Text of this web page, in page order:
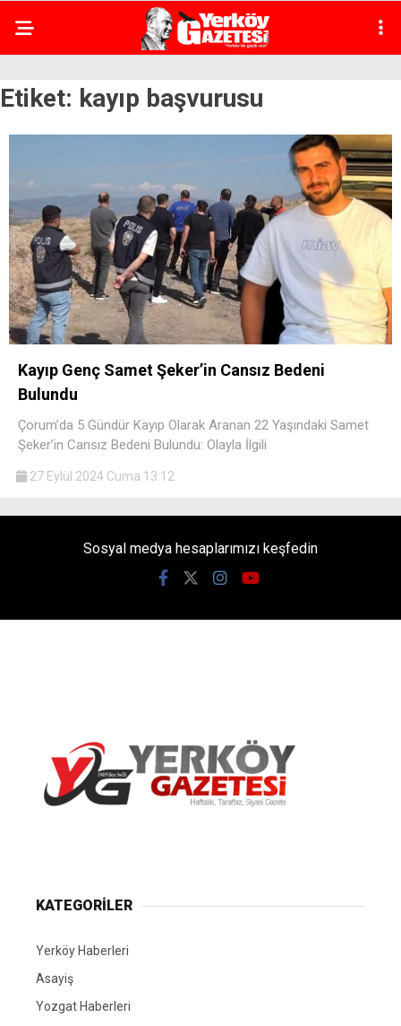
Etiket: kayıp başvurusu
Kayıp Genç Samet Şeker’in Cansız Bedeni
Bulundu
Çorum’da 5 Gündür Kayıp Olarak Aranan 22 Yaşındaki Samet
Şeker’in Cansız Bedeni Bulundu: Olayla İlgili
27 Eylül 2024 Cuma 13:12
Sosyal medya hesaplarımızı keşfedin
KATEGORİLER
Yerköy Haberleri
Asayiş
Yozgat Haberleri